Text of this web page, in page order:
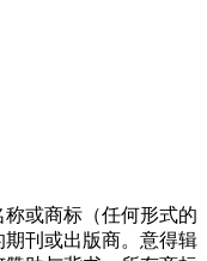
或商标（任何形式的
刊或出版商。意得辑